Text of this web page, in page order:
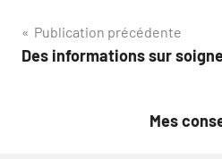
Navigation
de
Publication précédente
Des informations sur
Mes